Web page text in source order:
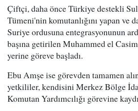
Çiftçi, daha önce Türkiye destekli
Tümeni'nin komutanlığını yapan ve
Suriye ordusuna entegrasyonunun
başına getirilen Muhammed el
yerine göreve başladı.
Ebu Amşe ise görevden tamamen
yetkililer, kendisini Merkez Bölge
Komutan Yardımcılığı görevine